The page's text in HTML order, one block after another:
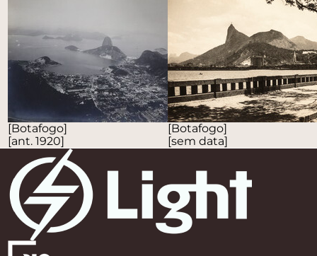
[Botafogo]
[ant. 1920]
[Botafogo]
[sem data]